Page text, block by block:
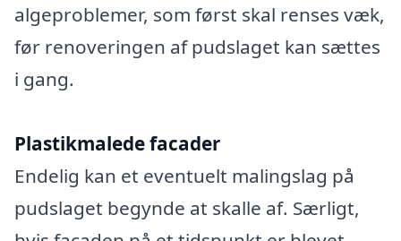
algeproblemer, som først skal renses væk,
før renoveringen af pudslaget kan sættes
i gang.
Plastikmalede facader
Endelig kan et eventuelt malingslag på
pudslaget begynde at skalle af. Særligt,